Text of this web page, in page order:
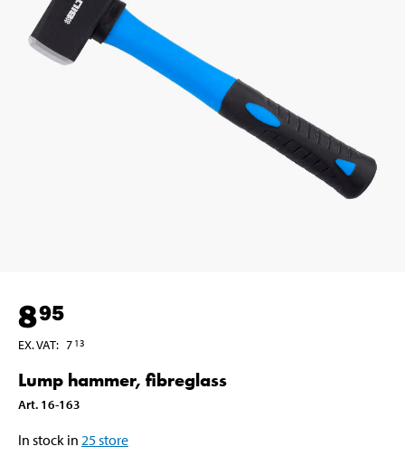
895
EX. VAT: 7 13
Lump hammer, fibreglass
Art. 16-163
In stock in 25store